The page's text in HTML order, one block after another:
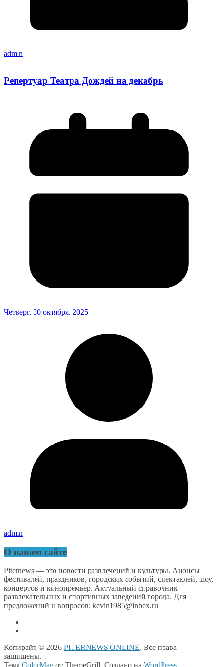
admin
Репертуар Театра Дождей на декабрь
Четверг, 30 октября, 2025
admin
О нашем сайте
Piternews — это новости развлечений и культуры. Анонсы
фестивалей, праздников, городских событий, спектаклей, шоу,
концертов и кинопремьер. Актуальный справочник
развлекательных и спортивных заведений города. Для
предложений и вопросов: kevin1985@inbox.ru
Копирайт © 2026 PITERNEWS.ONLINE. Все права
защищены.
Тема ColorMag от ThemeGrill. Создано на WordPress.